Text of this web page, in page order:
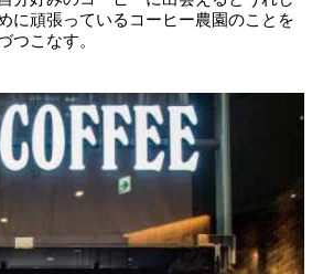
に頑張っているコーヒー農園のことを
つこなす。